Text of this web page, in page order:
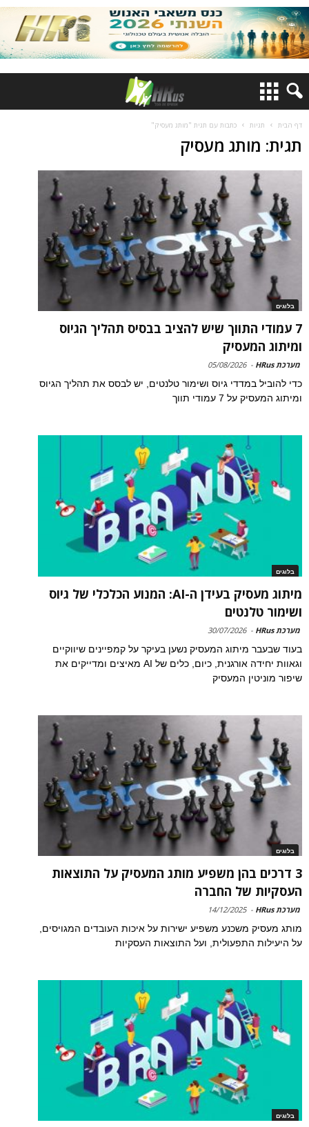
דף הבית תגיות כתבות עם תגית "מותג מעסיק"
תגית: מותג מעסיק
בלוגים
7 עמודי התווך שיש להציב בבסיס תהליך הגיוס
ומיתוג המעסיק
מערכת HRus -
05/08/2026
כדי להוביל במדדי גיוס ושימור טלנטים, יש לבסס את תהליך הגיוס
ומיתוג המעסיק על 7 עמודי תווך
בלוגים
מיתוג מעסיק בעידן ה-AI: המנוע הכלכלי של גיוס
ושימור טלנטים
מערכת HRus -
30/07/2026
בעוד שבעבר מיתוג המעסיק נשען בעיקר על קמפיינים שיווקיים
וגאוות יחידה אורגנית, כיום, כלים של AI מאיצים ומדייקים את
שיפור מוניטין המעסיק
בלוגים
3 דרכים בהן משפיע מותג המעסיק על התוצאות
העסקיות של החברה
מערכת HRus -
14/12/2025
מותג מעסיק משכנע משפיע ישירות על איכות העובדים המגויסים,
על היעילות התפעולית, ועל התוצאות העסקיות
בלוגים